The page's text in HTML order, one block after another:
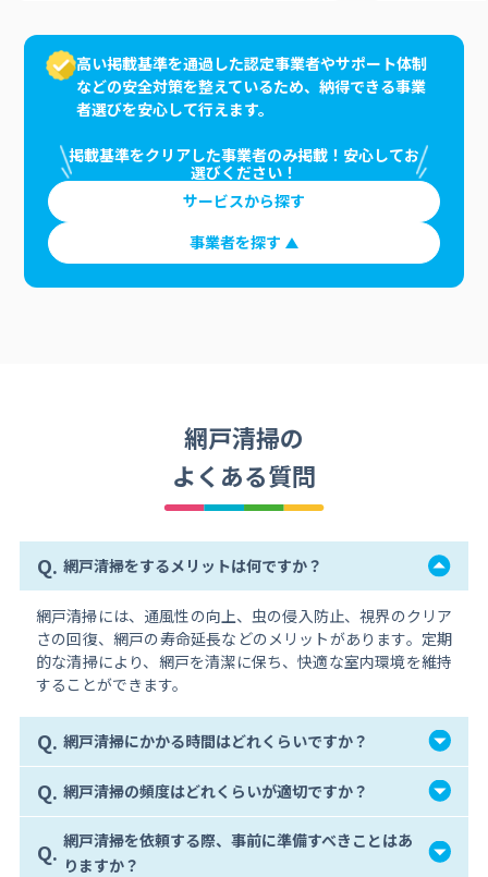
高い掲載基準を通過した認定事業者やサポート体制
などの安全対策を整えているため、納得できる事業
者選びを安心して行えます。
掲載基準をクリアした事業者のみ掲載！安心してお
選びください！
サービスから探す
事業者を探す
網戸清掃の
よくある質問
Q. 網戸清掃をするメリットは何ですか？
網戸清掃には、通風性の向上、虫の侵入防止、視界のクリア
さの回復、網戸の寿命延長などのメリットがあります。定期
的な清掃により、網戸を清潔に保ち、快適な室内環境を維持
することができます。
Q. 網戸清掃にかかる時間はどれくらいですか？
Q. 網戸清掃の頻度はどれくらいが適切ですか？
Q. 網戸清掃を依頼する際、事前に準備すべきことはあ
りますか？